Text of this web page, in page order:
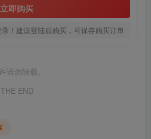
立即购买
！建议登陆后购买，可保存购买订单
请勿转载。
THE END